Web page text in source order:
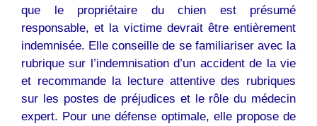
que le propriétaire du chien est présumé
responsable, et la victime devrait être entièrement
indemnisée. Elle conseille de se familiariser avec la
rubrique sur l’indemnisation d’un accident de la vie
et recommande la lecture attentive des rubriques
sur les postes de préjudices et le rôle du médecin
expert. Pour une défense optimale, elle propose de